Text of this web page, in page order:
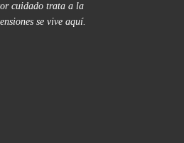
cuidado trata a la
se vive aquí.